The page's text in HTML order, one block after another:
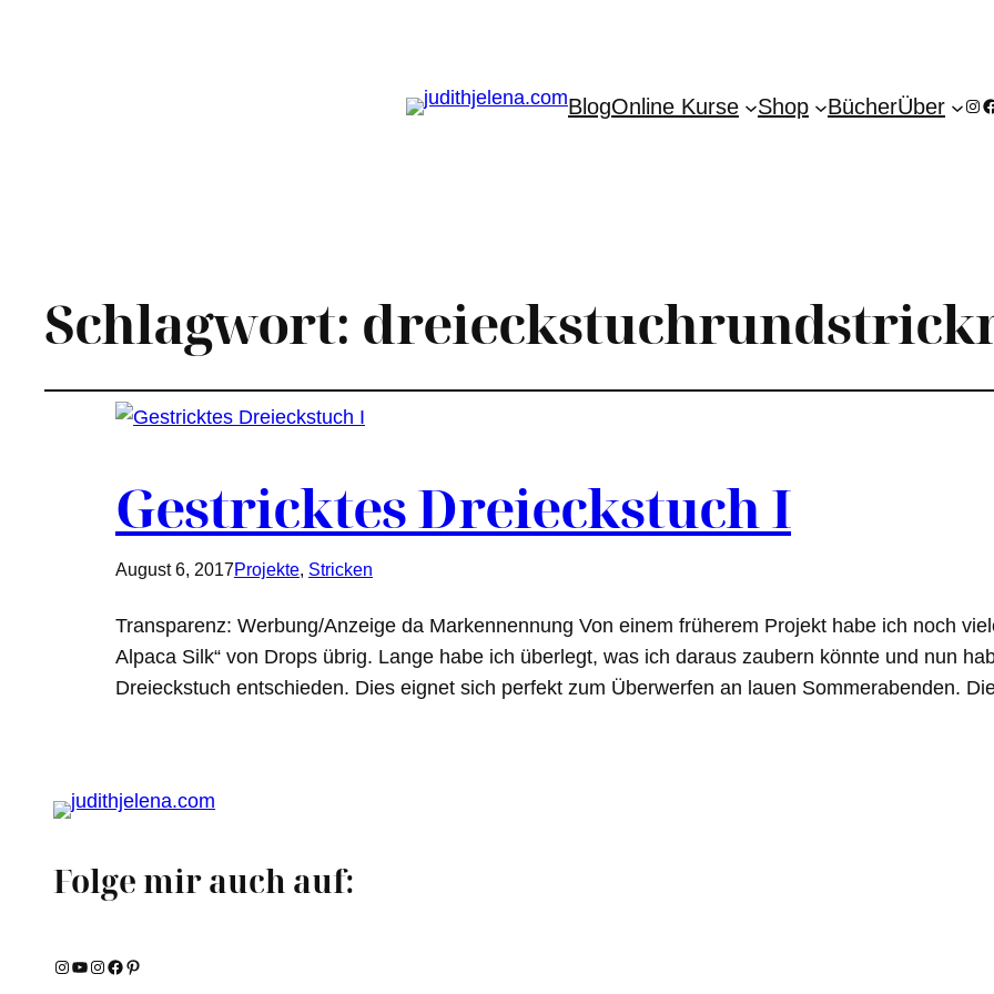
BlogOnline Kurse Shop BücherÜber
Schlagwort:
Gestricktes Dreieckstuch I
August 6, 2017Projekte, Stricken
Transparenz: Werbung/Anzeige da Markennennung Von einem früherem Projekt habe ich noch
Alpaca Silk“ von Drops übrig. Lange habe ich überlegt, was ich daraus zaubern könnte und nun
Dreieckstuch entschieden. Dies eignet sich perfekt zum Überwerfen an lauen Sommerabenden.
Folge mir auch auf:
Instagram YouTube Instagram Facebook Pinterest